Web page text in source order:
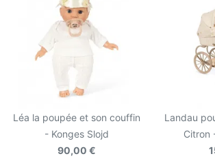
Léa la poupée et son couffin
- Konges Slojd
90,00 €
Landau
Citron